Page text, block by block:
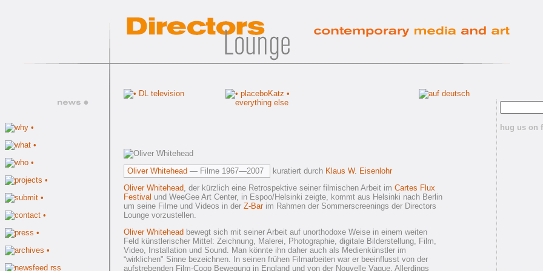
hug us on
Oliver Whitehead — Filme 1967—2007 kuratiert durch Klaus W. Eisenlohr
Oliver Whitehead, der kürzlich eine Retrospektive seiner filmischen Arbeit im Cartes Flux
Festival und WeeGee Art Center, in Espoo/Helsinki zeigte, kommt aus Helsinki nach Berlin
um seine Filme und Videos in der Z-Barim Rahmen der Sommerscreenings der Directors
Lounge vorzustellen.
Oliver Whitehead bewegt sich mit seiner Arbeit auf unorthodoxe Weise in einem weiten
Feld künstlerischer Mittel: Zeichnung, Malerei, Photographie, digitale Bilderstellung, Film,
Video, Installation und Sound. Man könnte ihn daher auch als Medienkünstler im
“wirklichen" Sinne bezeichnen. In seinen frühen Filmarbeiten war er beeinflusst von der
aufstrebenden Film-Coop Bewegung in England und von der Nouvelle Vague. Allerdings